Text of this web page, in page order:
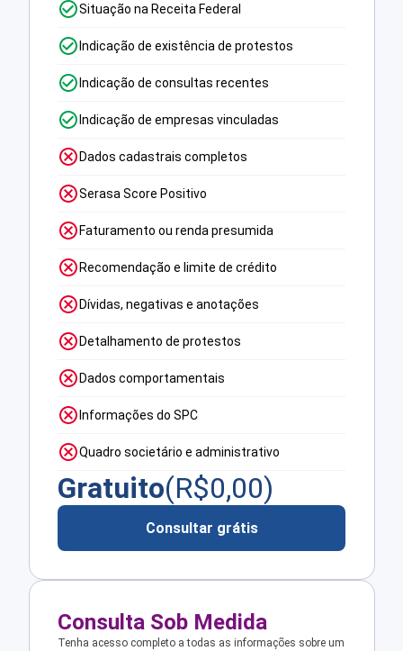
Situação na Receita Federal
Indicação de existência de protestos
Indicação de consultas recentes
Indicação de empresas vinculadas
Dados cadastrais completos
Serasa Score Positivo
Faturamento ou renda presumida
Recomendação e limite de crédito
Dívidas, negativas e anotações
Detalhamento de protestos
Dados comportamentais
Informações do SPC
Quadro societário e administrativo
Gratuito(R$0,00)
Consultar grátis
Consulta Sob Medida
Tenha acesso completo a todas as informações sobre um